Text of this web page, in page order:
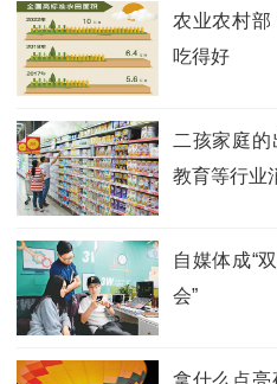
农业农村部
吃得好
二孩家庭的
教育等行业
自媒体成“
会”
拿什么点亮